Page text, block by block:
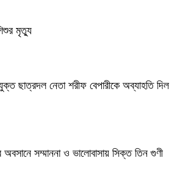
মৃত্যু
ছাত্রদল নেতা শরীফ বেপারীকে অব্যাহতি দিল
অবসানে সম্মাননা ও ভালোবাসায় সিক্ত তিন গুণী